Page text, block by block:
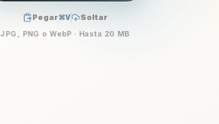
Pegar⌘V Soltar
JPG, PNG o WebP · Hasta 20 MB